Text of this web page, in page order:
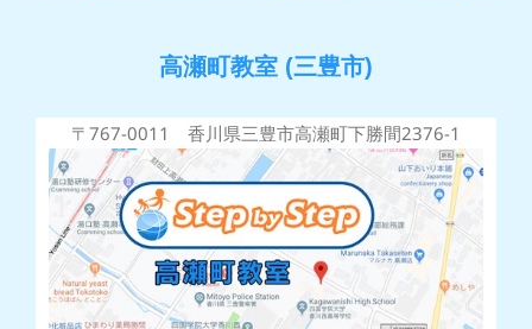
高瀬町教室 (三豊市)
〒767-0011 香川県三豊市高瀬町下勝間2376-1